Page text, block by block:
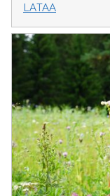
LATAA